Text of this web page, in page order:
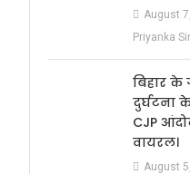
August
Priyanka
बिहार के
दुर्घटना
CJP
वायरल।
August